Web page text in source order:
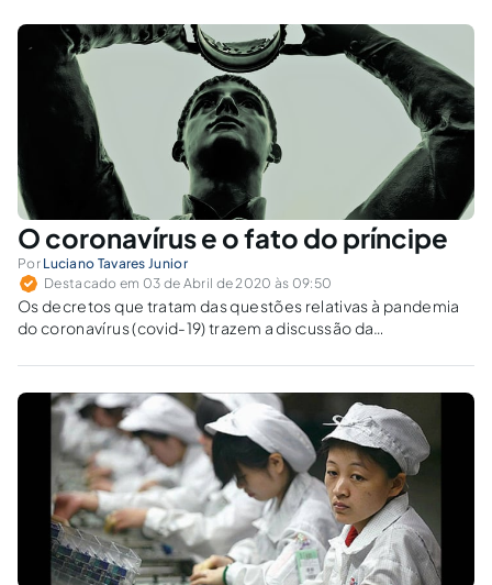
O coronavírus e o fato do príncipe
Por Luciano Tavares Junior
Destacado em 03 de Abril de 2020 às 09:50
Os decretos que tratam das questões relativas à pandemia
do coronavírus (covid-19) trazem a discussão da
rescisões de contratos de trabalho e de contratos
administrativos.